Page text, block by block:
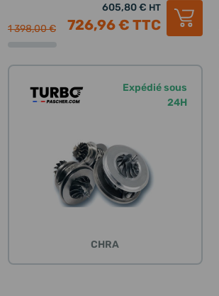
1 398,00 €
605,80 € HT
726,96 € TTC
Expédié sous
24H
CHRA